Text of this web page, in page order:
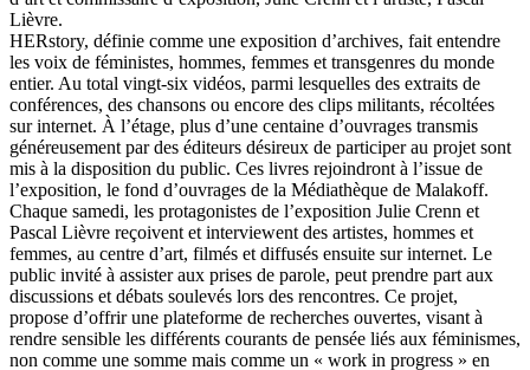
Lièvre.
HERstory, définie comme une exposition d’archives, fait entendre
les voix de féministes, hommes, femmes et transgenres du monde
entier. Au total vingt-six vidéos, parmi lesquelles des extraits de
conférences, des chansons ou encore des clips militants, récoltées
sur internet. À l’étage, plus d’une centaine d’ouvrages transmis
généreusement par des éditeurs désireux de participer au projet sont
mis à la disposition du public. Ces livres rejoindront à l’issue de
l’exposition, le fond d’ouvrages de la Médiathèque de Malakoff.
Chaque samedi, les protagonistes de l’exposition Julie Crenn et
Pascal Lièvre reçoivent et interviewent des artistes, hommes et
femmes, au centre d’art, filmés et diffusés ensuite sur internet. Le
public invité à assister aux prises de parole, peut prendre part aux
discussions et débats soulevés lors des rencontres. Ce projet,
propose d’offrir une plateforme de recherches ouvertes, visant à
rendre sensible les différents courants de pensée liés aux féminismes,
non comme une somme mais comme un « work in progress » en